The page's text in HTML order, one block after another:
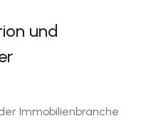
und
Immobilienbranche